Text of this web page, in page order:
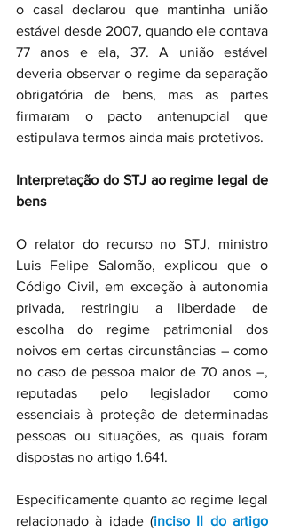
o casal declarou que mantinha união
estável desde 2007, quando ele contava
77 anos e ela, 37. A união estável
deveria observar o regime da separação
obrigatória de bens, mas as partes
firmaram o pacto antenupcial que
estipulava termos ainda mais protetivos.
Interpretação do STJ ao regime legal de
bens
O relator do recurso no STJ, ministro
Luis Felipe Salomão, explicou que o
Código Civil, em exceção à autonomia
privada, restringiu a liberdade de
escolha do regime patrimonial dos
noivos em certas circunstâncias – como
no caso de pessoa maior de 70 anos –,
reputadas pelo legislador como
essenciais à proteção de determinadas
pessoas ou situações, as quais foram
dispostas no artigo 1.641.
Especificamente quanto ao regime legal
relacionado à idade (inciso II do artigo